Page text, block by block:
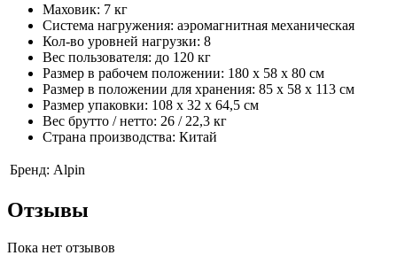
Маховик: 7 кг
Система нагружения: аэромагнитная механическая
Кол-во уровней нагрузки: 8
Вес пользователя: до 120 кг
Размер в рабочем положении: 180 х 58 х 80 см
Размер в положении для хранения: 85 х 58 х 113 см
Размер упаковки: 108 х 32 х 64,5 см
Вес брутто / нетто: 26 / 22,3 кг
Страна производства: Китай
Бренд: Alpin
Отзывы
Пока нет отзывов